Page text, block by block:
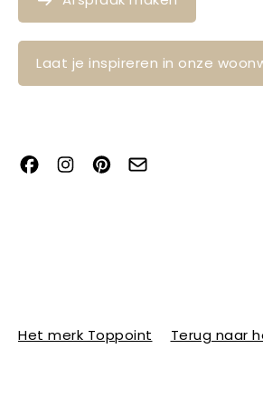
Laat je inspireren in onze
Het merk Toppoint Terug naar